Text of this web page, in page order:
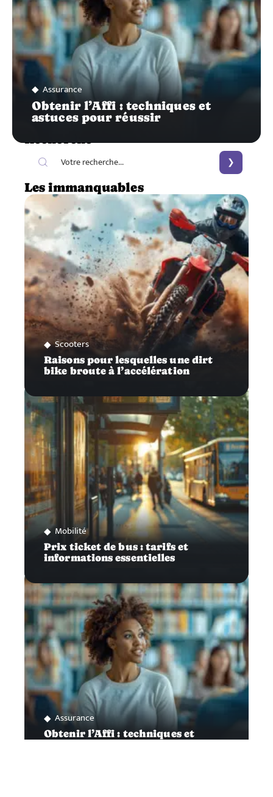
Assurance
Obtenir l’Affi : techniques et
astuces pour réussir
Recherche
Les immanquables
Scooters
Raisons pour lesquelles une dirt
bike broute à l’accélération
Mobilité
Prix ticket de bus : tarifs et
informations essentielles
Assurance
Obtenir l’Affi : techniques et